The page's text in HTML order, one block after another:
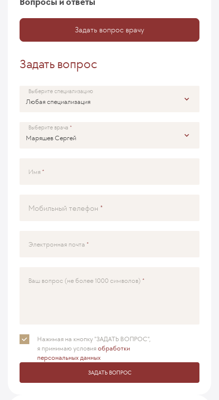
Задать вопрос врачу
Задать вопрос
Выберите специализацию
Выберите врача
Имя
Мобильный телефон
Электронная почта
Ваш вопрос (не более 1000 символов)
Нажимая на кнопку "ЗАДАТЬ ВОПРОС",
я принимаюусловияобработки
персональных данных
ЗАДАТЬ ВОПРОС